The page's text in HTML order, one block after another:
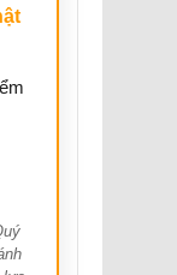
trước